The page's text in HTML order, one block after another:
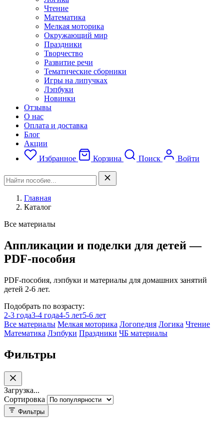
Чтение
Математика
Мелкая моторика
Окружающий мир
Праздники
Творчество
Развитие речи
Тематические сборники
Игры на липучках
Лэпбуки
Новинки
Отзывы
О нас
Оплата и доставка
Блог
Акции
Избранное
Корзина Поиск Войти
Главная
Каталог
Все материалы
Аппликации и поделки для детей —
PDF-пособия
PDF-пособия, лэпбуки и материалы для домашних занятий
детей 2-6 лет.
Подобрать по возрасту:
2-3 года3-4 года4-5 лет5-6 лет
Все материалы Мелкая моторика Логопедия Логика Чтение
Математика Лэпбуки Праздники ЧБ материалы
Фильтры
Загрузка...
Сортировка
Фильтры